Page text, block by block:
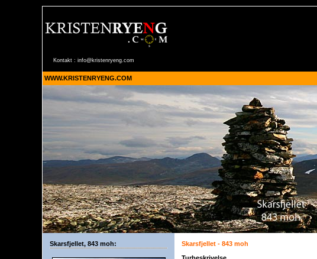
Kontakt : info@kristenryeng.com
WWW.KRISTENRYENG.COM
Skarsfjellet, 843 moh:
Skarsfjellet - 843 moh